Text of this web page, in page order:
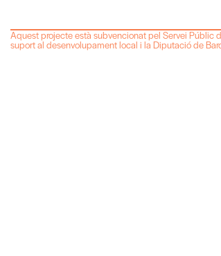
Aquest projecte està subvencionat pel Servei Públic
suport al desenvolupament local i la Diputació de